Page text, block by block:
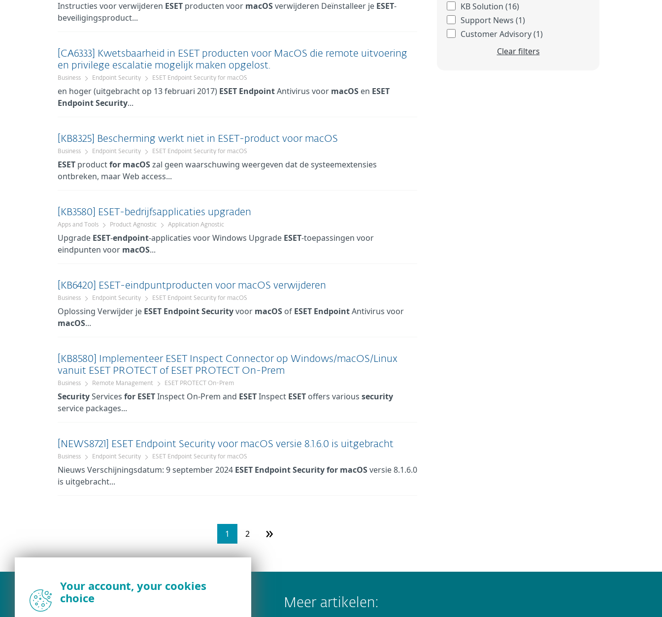
Instructies voor verwijderen ESET producten voor macOSverwijderen Deïnstalleer je ESET-
beveiligingsproduct...
[CA6333] Kwetsbaarheid in ESET producten voor MacOS die remote uitvoering
en privilege escalatie mogelijk maken opgelost.
Business Endpoint Security ESET Endpoint Security for macOS
en hoger (uitgebracht op 13 februari 2017) ESET EndpointAntivirus voor macOS en ESET
EndpointSecurity...
[KB8325] Bescherming werkt niet in ESET-product voor macOS
Business Endpoint Security ESET Endpoint Security for macOS
ESET productfor macOSzal geen waarschuwing weergeven dat de systeemextensies
ontbreken, maar Web access...
[KB3580] ESET-bedrijfsapplicaties upgraden
Apps and Tools Product Agnostic Application Agnostic
Upgrade ESET-endpoint-applicaties voor Windows Upgrade ESET-toepassingen voor
eindpunten voor macOS...
[KB6420] ESET-eindpuntproducten voor macOS verwijderen
Business Endpoint Security ESET Endpoint Security for macOS
Oplossing Verwijder je ESET EndpointSecurityvoor macOS of ESET EndpointAntivirus voor
macOS...
[KB8580] Implementeer ESET Inspect Connector op Windows/macOS/Linux
vanuit ESET PROTECT of ESET PROTECT On-Prem
Business Remote Management ESET PROTECT On-Prem
SecurityServices for ESETInspect On-Prem and ESETInspect ESET offers various security
service packages...
[NEWS8721] ESET Endpoint Security voor macOS versie 8.1.6.0 is uitgebracht
Business Endpoint Security ESET Endpoint Security for macOS
Nieuws Verschijningsdatum: 9 september 2024 ESET EndpointSecurityfor macOSversie 8.1.6.0
is uitgebracht...
1 2 »
KB Solution (16)
Support News (1)
Customer Advisory (1)
Clear filters
Meer artikelen:
Your account, your cookies
choice